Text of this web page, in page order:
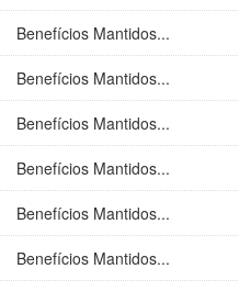
Benefícios Mantidos...
Benefícios Mantidos...
Benefícios Mantidos...
Benefícios Mantidos...
Benefícios Mantidos...
Benefícios Mantidos...